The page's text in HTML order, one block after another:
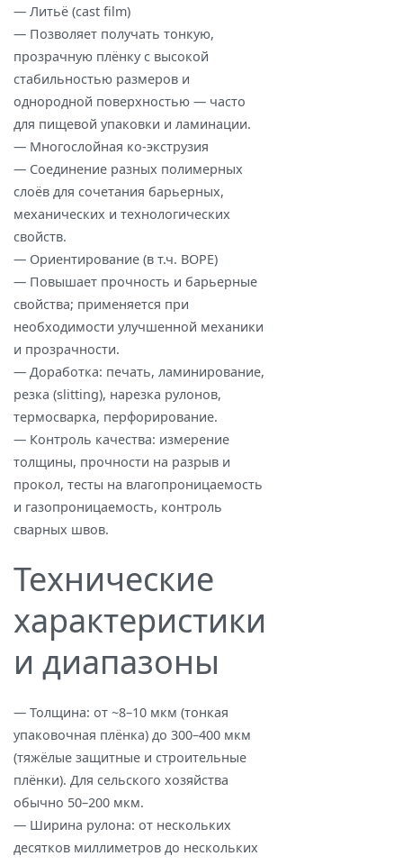
— Литьё (cast film)
— Позволяет получать тонкую,
прозрачную плёнку с высокой
стабильностью размеров и
однородной поверхностью — часто
для пищевой упаковки и ламинации.
— Многослойная ко‑экструзия
— Соединение разных полимерных
слоёв для сочетания барьерных,
механических и технологических
свойств.
— Ориентирование (в т.ч. BOPE)
— Повышает прочность и барьерные
свойства; применяется при
необходимости улучшенной механики
и прозрачности.
— Доработка: печать, ламинирование,
резка (slitting), нарезка рулонов,
термосварка, перфорирование.
— Контроль качества: измерение
толщины, прочности на разрыв и
прокол, тесты на влагопроницаемость
и газопроницаемость, контроль
сварных швов.
Технические
характеристики
и диапазоны
— Толщина: от ~8–10 мкм (тонкая
упаковочная плёнка) до 300–400 мкм
(тяжёлые защитные и строительные
плёнки). Для сельского хозяйства
обычно 50–200 мкм.
— Ширина рулона: от нескольких
десятков миллиметров до нескольких